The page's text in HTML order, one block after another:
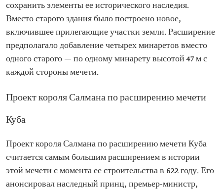
сохранить элементы ее исторического наследия.
Вместо старого здания было построено новое,
включившее прилегающие участки земли. Расширение
предполагало добавление четырех минаретов вместо
одного старого — по одному минарету высотой 47 м с
каждой стороны мечети.
Проект короля Салмана по расширению мечети
Куба
Проект короля Салмана по расширению мечети Куба
считается самым большим расширением в истории
этой мечети с момента ее строительства в 622 году. Его
анонсировал наследный принц, премьер-министр,